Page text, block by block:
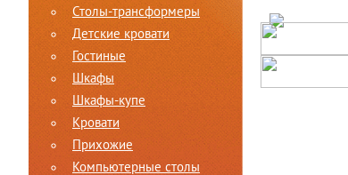
Столы-трансформеры
Детские кровати
Гостиные
Шкафы
Шкафы-купе
Кровати
Прихожие
Компьютерные столы